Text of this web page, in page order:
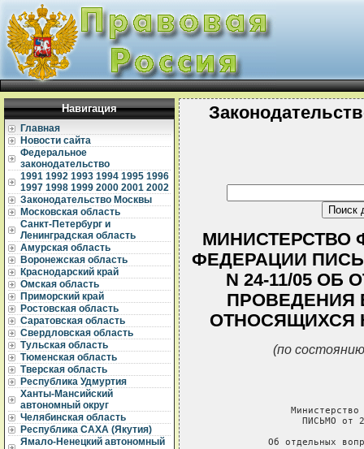
Навигация
Главная
Новости сайта
Федеральное
законодательство
1991 1992 1993 1994 1995 1996
1997 1998 1999 2000 2001 2002
Законодательство Москвы
Московская область
Санкт-Петербург и
Ленинградская область
Амурская область
Воронежская область
Краснодарский край
Омская область
Приморский край
Ростовская область
Саратовская область
Свердловская область
Тульская область
Тюменская область
Тверская область
Республика Удмуртия
Ханты-Мансийский
автономный округ
Челябинская область
Республика САХА (Якутия)
Ямало-Ненецкий автономный
МИНИСТЕРСТВО
ФЕДЕРАЦИИ
N 24-11/05
ПРОВЕДЕНИЯ
ОТНОСЯЩИХСЯ
(по
ПИСЬМО от
Об отдельных